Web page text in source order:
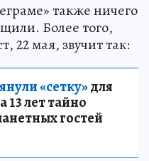
также ничего
Более того,
22 мая, звучит так:
«сетку»для
13 лет тайно
гостей